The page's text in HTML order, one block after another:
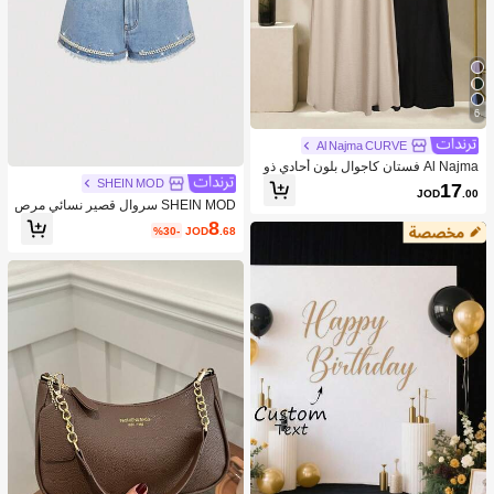
6
Al Najma CURVE
Al Najma فستان كاجوال بلون أحادي ذو
ياقة على شكل حرف V لحجم كبير للنسا
ء
JOD17 .00
SHEIN MOD
SHEIN MOD سروال قصير نسائي مرص
ع بالراين والخرز الزجاجي وباللون الجينز
JOD8.68
%30-